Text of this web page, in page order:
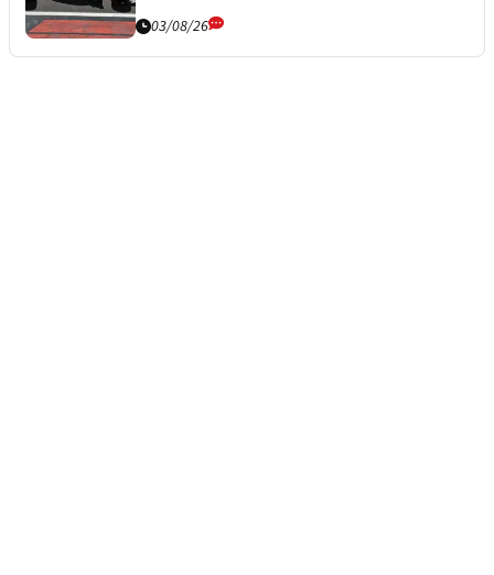
03/08/26